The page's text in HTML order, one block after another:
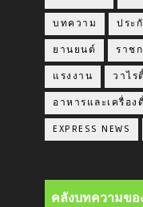
บทความ ประ
ยานยนต์ ราช
แรงงาน วาไรตี้
อาหารและเครื่อง
EXPRESS NEWS
คลังบทความขอ